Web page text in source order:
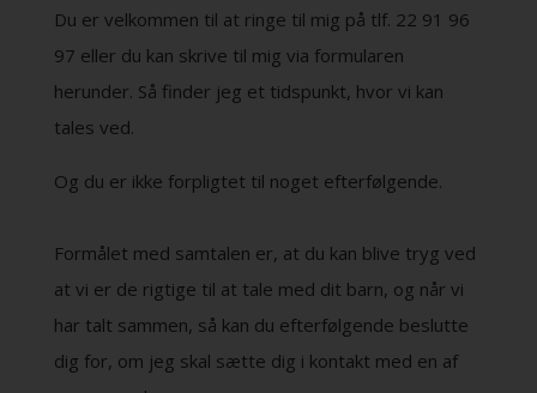
Du er velkommen til at ringe til mig på tlf. 22 91 96
97 eller du kan skrive til mig via formularen
herunder. Så finder jeg et tidspunkt, hvor vi kan
tales ved.
Og du er ikke forpligtet til noget efterfølgende.
Formålet med samtalen er, at du kan blive tryg ved
at vi er de rigtige til at tale med dit barn, og når vi
har talt sammen, så kan du efterfølgende beslutte
dig for, om jeg skal sætte dig i kontakt med en af